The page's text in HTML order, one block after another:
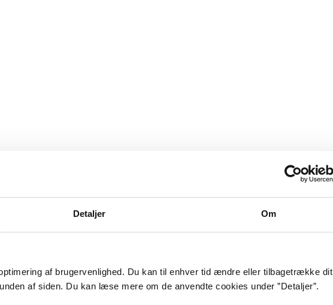
Detaljer Om
af brugervenlighed. Du kan til enhver tid ændre eller tilbagetrække dit
af siden. Du kan læse mere om de anvendte cookies under ”Detaljer”.